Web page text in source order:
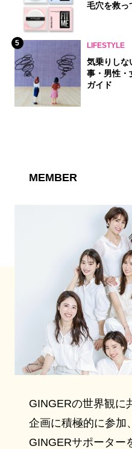
毛穴を救っ
5 LIFESTYLE
気乗りしな
事・男性・
ガイド
MEMBER
GINGERの世界観に
企画に積極的に参加
GINGERサポーター